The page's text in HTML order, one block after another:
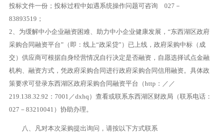
投标文件一份；投标过程中如遇系统操作问题可咨询 027－
83893519；
2、为缓解中小企业融资困难、助力中小企业健康发展，“东西湖区政府
采购合同融资平台”（即：线上“政采贷”）已上线，政府采购中标（成
交）供应商可根据自身经营情况自行决定是否融资，自愿选择试点金融
机构、融资方式，凭政府采购合同进行政府采购合同信用融资。具体政
策要求可登录东西湖区政府采购合同融资平台（http：／／
219.138.32.92：7001／dxhq）查看或联系东西湖区财政局（联系电话：
027－83210041）协助办理。
八、凡对本次采购提出询问，请按以下方式联系